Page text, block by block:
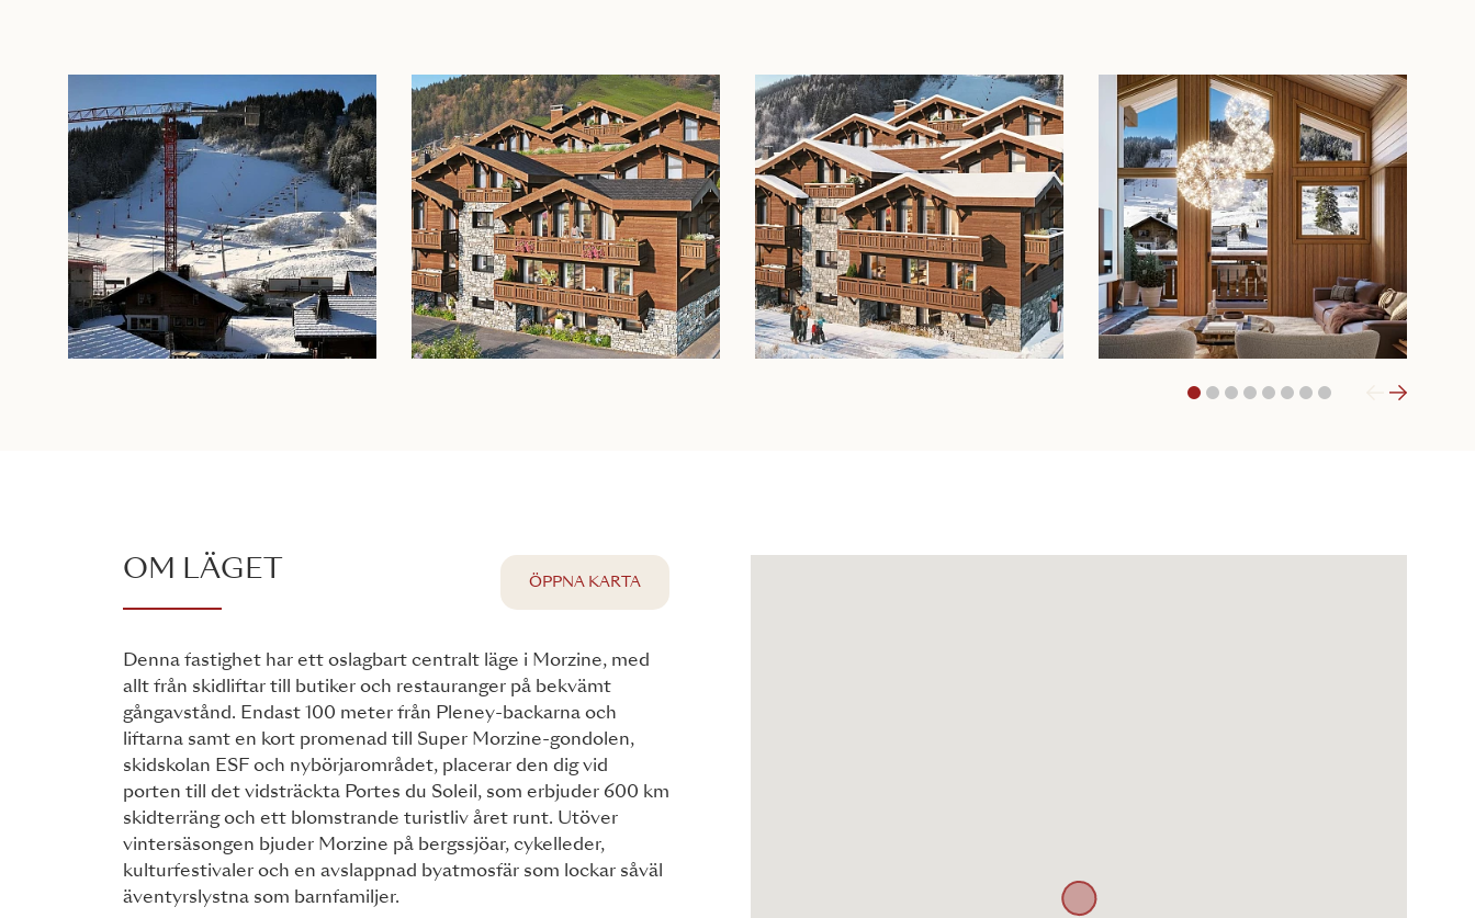
1 2 3 4 5 8
OM LÄGET
Denna fastighet har ett oslagbart centralt läge i Morzine, med
allt från skidliftar till butiker och restauranger på bekvämt
gångavstånd. Endast 100 meter från Pleney-backarna och
liftarna samt en kort promenad till Super Morzine-gondolen,
skidskolan ESF och nybörjarområdet, placerar den dig vid
porten till det vidsträckta Portes du Soleil, som erbjuder 600 km
skidterräng och ett blomstrande turistliv året runt. Utöver
vintersäsongen bjuder Morzine på bergssjöar, cykelleder,
kulturfestivaler och en avslappnad byatmosfär som lockar såväl
äventyrslystna som barnfamiljer.
ÖPPNA KARTA